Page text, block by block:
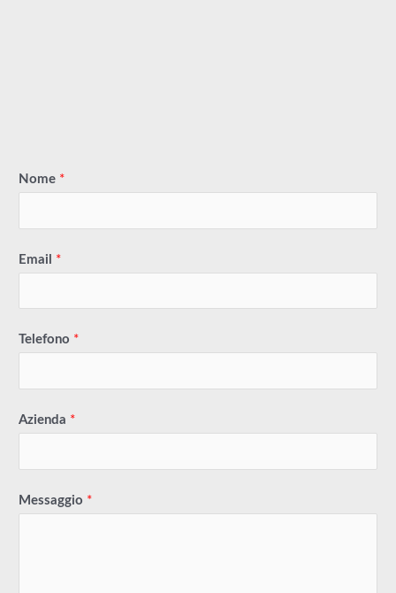
Nome *
Email *
Telefono *
Azienda *
Messaggio *